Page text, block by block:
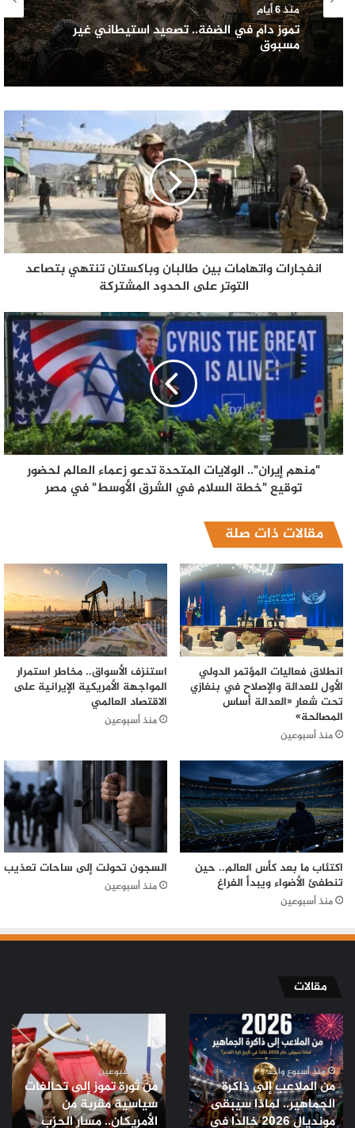
منذ 6 أيام
تموز دامٍ في الضفة.. تصعيد استيطاني غير
مسبوق
انفجارات واتهامات بين طالبان وباكستان تنتهي بتصاعد
التوتر على الحدود المشتركة
"منهم إيران".. الولايات المتحدة تدعو زعماء العالم لحضور
توقيع "خطة السلام في الشرق الأوسط" في مصر
مقالات ذات صلة
انطلاق فعاليات المؤتمر الدولي
الأول للعدالة والإصلاح في بنغازي
تحت شعار «العدالة أساس
المصالحة»
منذ أسبوعين
استنزف الأسواق.. مخاطر استمرار
المواجهة الأمريكية الإيرانية على
الاقتصاد العالمي
منذ أسبوعين
اكتئاب ما بعد كأس العالم.. حين
تنطفئ الأضواء ويبدأ الفراغ
منذ أسبوعين
السجون تحولت إلى ساحات تعذيب
منذ أسبوعين
مقالات
من
الملاعب
إلى
ذاكرة
الجماهير..
لماذا
سيبقى
منذ أسبوع واحد
من الملاعب إلى ذاكرة
الجماهير.. لماذا سيبقى
مونديال 2026 خالدًا في
ثورة
تموز
إلى
تحالفات
سياسية
مقربة
منذ أسبوعين
من ثورة تموز إلى تحالفات
سياسية مقربة من
الأمريكان.. مسار الحزب